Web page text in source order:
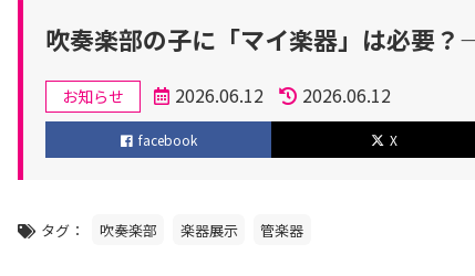
吹奏楽部の子に「マイ楽器」は必要
テ
ゴ
ー
お知らせ
投
稿
2026.06.12
更
新
2026.06.12
facebook X
タグ 吹奏楽部 楽器展示 管楽器